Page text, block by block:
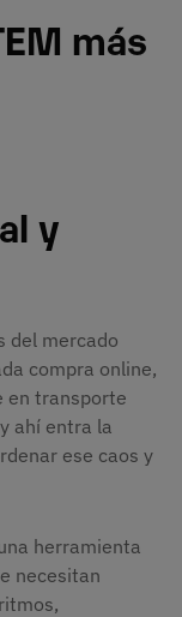
más
y
del mercado
compra online,
en transporte
ahí entra la
ese caos y
herramienta
necesitan